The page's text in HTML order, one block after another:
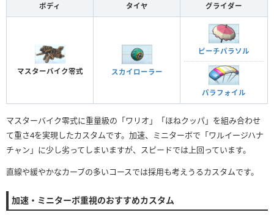
ボディ タイヤ グライダー
マスターバイク零式 スカイローラー
ピーチパラソル
パラフォイル
マスターバイク零式に重量級の「ワリオ」「ほねクッパ」を組み合わせ
て重さ4を実現したカスタムです。加速、ミニターボで「ワルイージハナ
チャン」に少し劣ってしまいますが、スピードでは上回っています。
直線や緩やかなカーブの多いコースでは採用も考えうるカスタムです。
加速・ミニターボ重視のおすすめカスタム